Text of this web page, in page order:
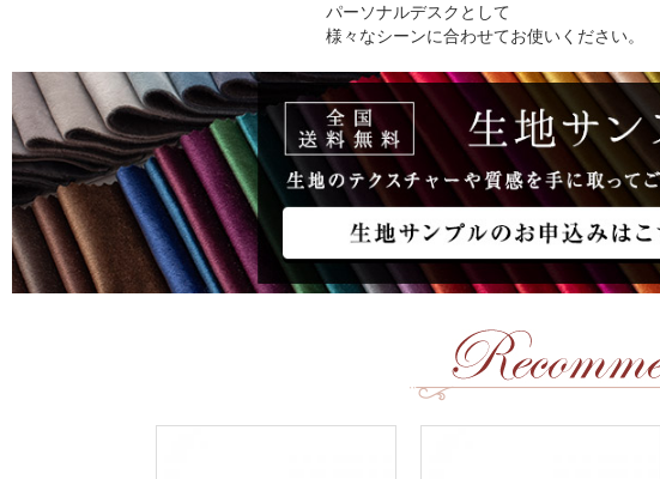
パーソナルデスクとして
様々なシーンに合わせてお使いください。